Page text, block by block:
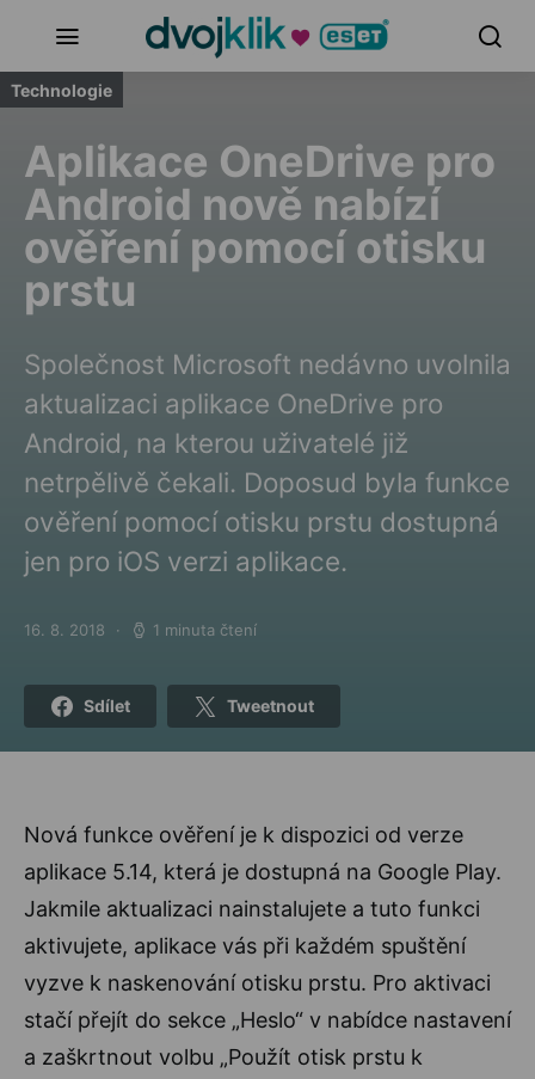
Technologie
Aplikace OneDrive pro
Android nově nabízí
ověření pomocí otisku
prstu
Společnost Microsoft nedávno uvolnila
aktualizaci aplikace OneDrive pro
Android, na kterou uživatelé již
netrpělivě čekali. Doposud byla funkce
ověření pomocí otisku prstu dostupná
jen pro iOS verzi aplikace.
Posted on
16. 8. 2018 1 minuta čtení
Sdílet Tweetnout
Nová funkce ověření je k dispozici od verze
aplikace 5.14, která je dostupná na Google Play.
Jakmile aktualizaci nainstalujete a tuto funkci
aktivujete, aplikace vás při každém spuštění
vyzve k naskenování otisku prstu. Pro aktivaci
stačí přejít do sekce „Heslo“ v nabídce nastavení
a zaškrtnout volbu „Použít otisk prstu k